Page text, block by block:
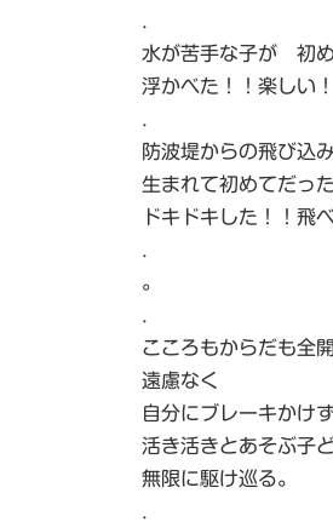
水が苦手な子が 初
浮かべた！！楽しい！
防波堤からの飛び込み
生まれて初めてだっ
ドキドキした！！飛
。
こころもからだも全
遠慮なく
自分にブレーキかけ
活き活きとあそぶ子
無限に駆け巡る。